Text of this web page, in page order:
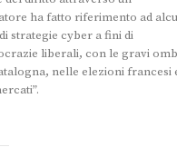
ha fatto riferimento ad
strategie cyber a fini di
liberali, con le gravi
nelle elezioni francesi